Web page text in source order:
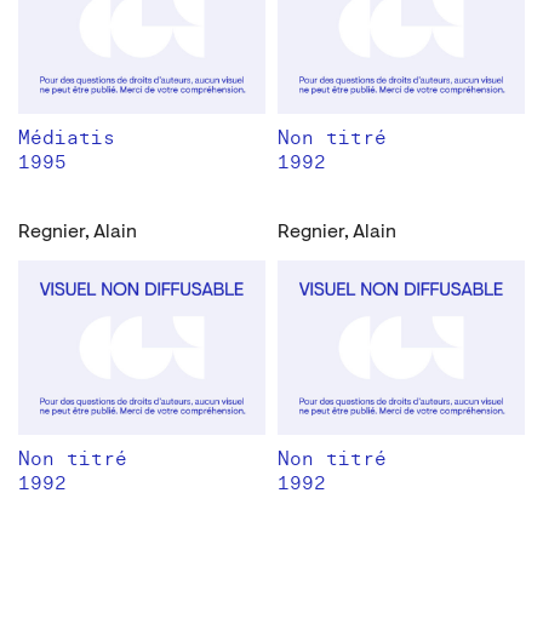
Médiatis
1995
Non titré
1992
Regnier, Alain
Non titré
1992
Regnier, Alain
Non titré
1992